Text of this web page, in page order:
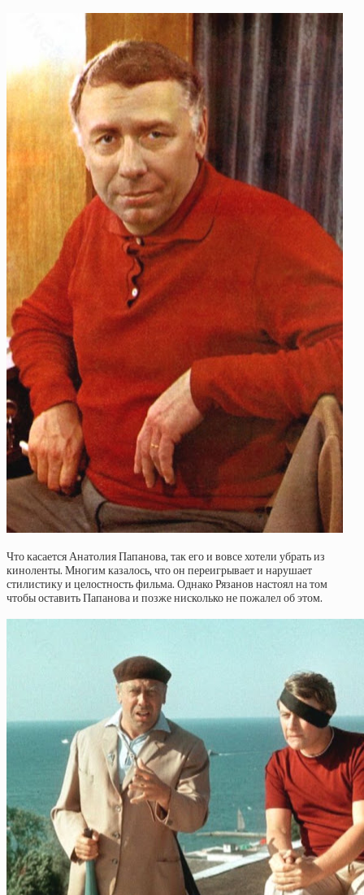
Что касается Анатолия Папанова, так его и вовсе хотели убрать из
киноленты. Многим казалось, что он переигрывает и нарушает
стилистику и целостность фильма. Однако Рязанов настоял на том
чтобы оставить Папанова и позже нисколько не пожалел об этом.